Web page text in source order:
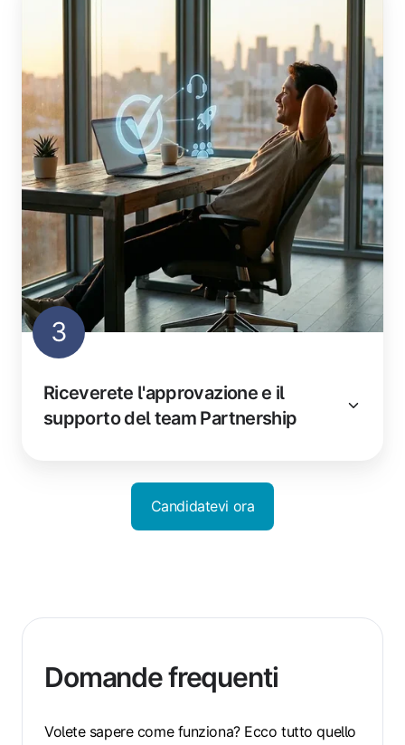
3
Riceverete l'approvazione e il
supporto del team Partnership
Candidatevi ora
Domande frequenti
Volete sapere come funziona? Ecco tutto quello